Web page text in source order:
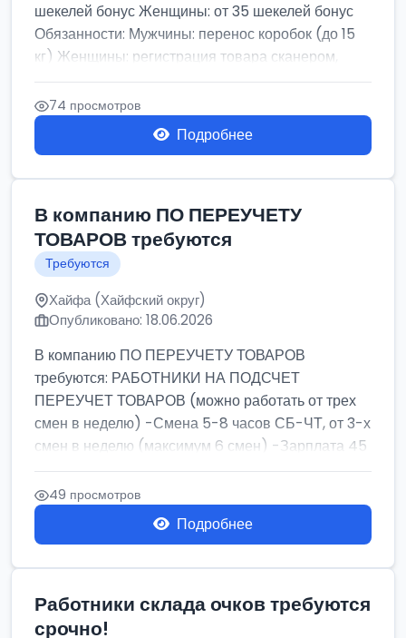
шекелей бонус Женщины: от 35 шекелей бонус
Обязанности: Мужчины: перенос коробок (до 15
кг) Женщины: регистрация товара сканером,
сбор зака...
74 просмотров
Подробнее
В компанию ПО ПЕРЕУЧЕТУ
ТОВАРОВ требуются
Требуются
Хайфа (Хайфский округ)
Опубликовано: 18.06.2026
В компанию ПО ПЕРЕУЧЕТУ ТОВАРОВ
требуются: РАБОТНИКИ НА ПОДСЧЕТ
ПЕРЕУЧЕТ ТОВАРОВ (можно работать от трех
смен в неделю) -Смена 5-8 часов СБ-ЧТ, от 3-х
смен в неделю (максимум 6 смен) -Зарплата 45
шек ...
49 просмотров
Подробнее
Работники склада очков требуются
срочно!